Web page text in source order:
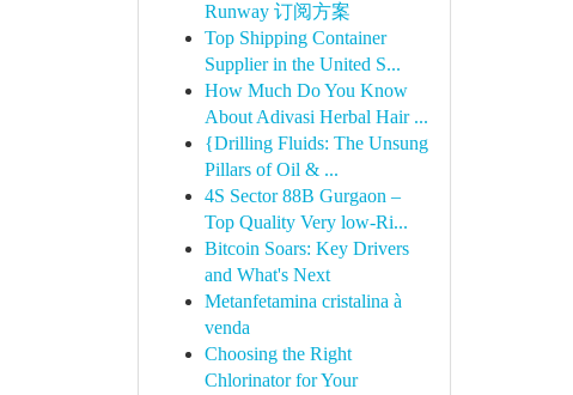
Runway 订阅方案
Top Shipping Container
Supplier in the United S...
How Much Do You Know
About Adivasi Herbal Hair ...
{Drilling Fluids: The Unsung
Pillars of Oil & ...
4S Sector 88B Gurgaon –
Top Quality Very low-Ri...
Bitcoin Soars: Key Drivers
and What's Next
Metanfetamina cristalina à
venda
Choosing the Right
Chlorinator for Your